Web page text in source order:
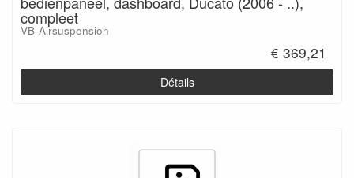
compleet
VB-Airsuspension
€ 369,21
Détails